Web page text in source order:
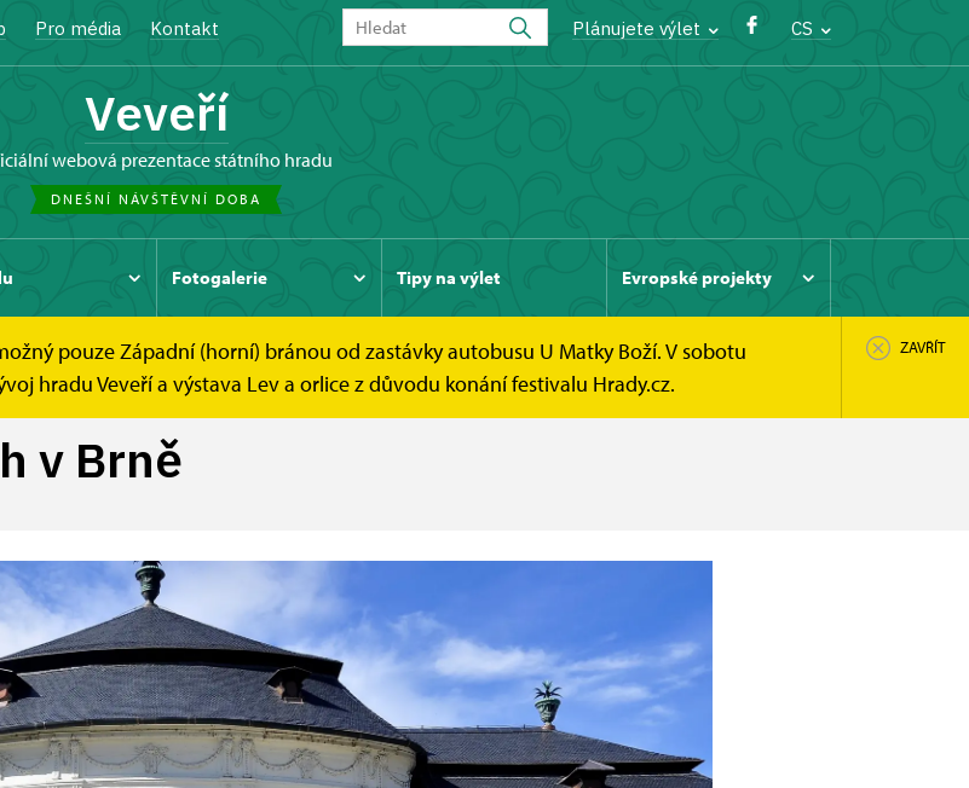
Pro média Kontakt Plánujete výlet CS
Veveří
webová prezentace státního hradu
DNEŠNÍ NÁVŠTĚVNÍ DOBA
Fotogalerie Tipy na výlet Evropské projekty
pouze Západní (horní) bránou od zastávky autobusu U Matky Boží. V sobotu
hradu Veveří a výstava Lev a orlice z důvodu konání festivalu Hrady.cz.
ZAVŘÍT
v Brně